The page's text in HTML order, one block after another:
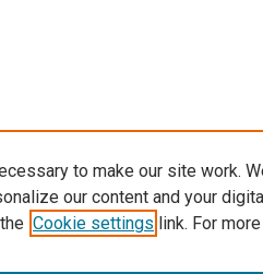
to make our site work.
our content and your
Cookie settings link. For